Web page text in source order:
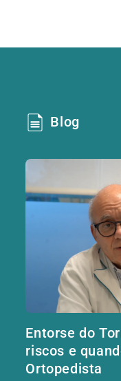
Blog
Entorse do
riscos e
Ortopedista